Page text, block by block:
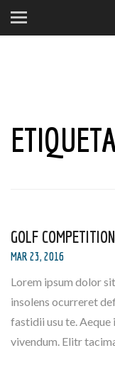
GOLF
MAR 23, 2016
Lorem ipsum dolor
insolens ocurreret
fastidii usu te. Aeque
vivendum. Elitr